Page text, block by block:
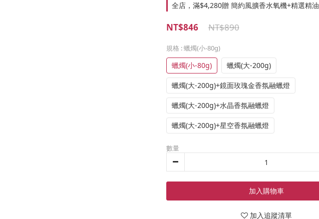
全店，滿$4,280贈 簡約風擴香水氧機+精選精油
NT$890
NT$846
規格 : 蠟燭(小-80g)
蠟燭(小-80g) 蠟燭(大-200g)
蠟燭(大-200g)+鏡面玫瑰金香氛融蠟燈
蠟燭(大-200g)+水晶香氛融蠟燈
蠟燭(大-200g)+星空香氛融蠟燈
數量
加入購物車
加入追蹤清單